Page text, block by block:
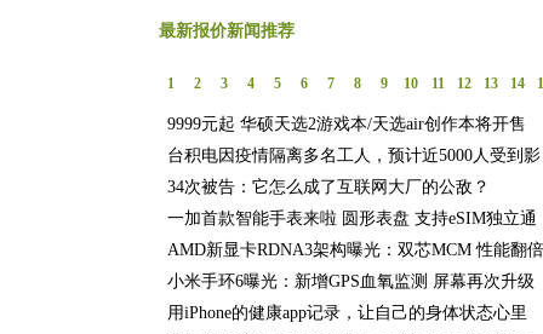
最新报价新闻推荐
1 2 3 4 5 6 7 8 9 10 11 12 13 14
9999元起 华硕天选2游戏本/天选air创作本将开售
台积电因疫情隔离多名工人，预计近5000人受到影
34次被告：它怎么成了互联网大厂的公敌？
一加首款智能手表来啦 圆形表盘 支持eSIM独立通
AMD新显卡RDNA3架构曝光：双芯MCM 性能翻倍
小米手环6曝光：新增GPS血氧监测 屏幕再次升级
用iPhone的健康app记录，让自己的身体状态心里